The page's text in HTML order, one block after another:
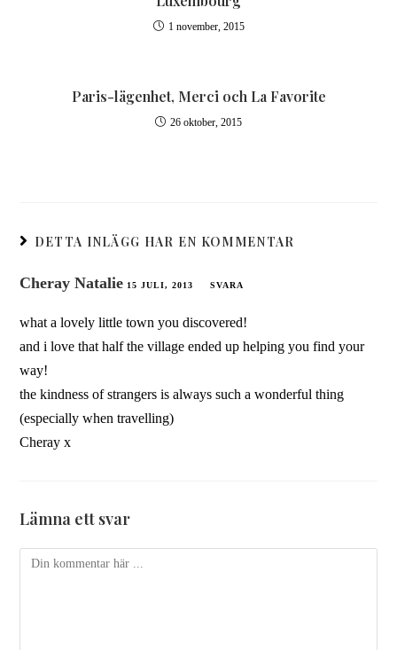
1 november, 2015
Paris-lägenhet, Merci och La Favorite
26 oktober, 2015
DETTA INLÄGG HAR EN KOMMENTAR
Cheray Natalie 15 JULI, 2013 SVARA
what a lovely little town you discovered!
and i love that half the village ended up helping you find your
way!
the kindness of strangers is always such a wonderful thing
(especially when travelling)
Cheray x
Lämna ett svar